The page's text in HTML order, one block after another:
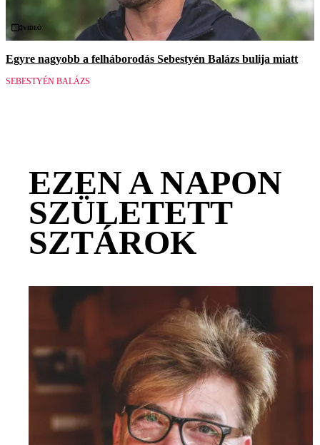
Videó
Egyre nagyobb a felháborodás Sebestyén Balázs bulija miatt
SEBESTYÉN BALÁZS
EZEN A NAPON
SZÜLETETT
SZTÁROK